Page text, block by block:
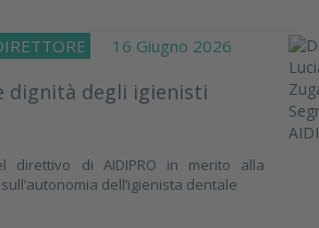
16 Giugno 2026
dignità degli igienisti
direttivo di AIDIPRO in merito alla
dell’igienista dentale